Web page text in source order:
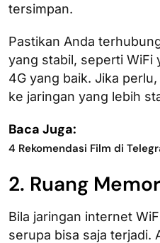
tersimpan.
Pastikan Anda
yang stabil, seperti WiFi
4G yang baik. Jika perlu,
ke jaringan yang lebih
Baca Juga:
4 Rekomendasi Film di
2. Ruang
Bila jaringan internet
serupa bisa saja terjadi.